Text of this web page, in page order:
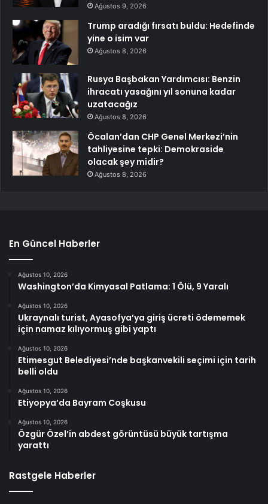
Ağustos 9, 2026
Trump aradığı fırsatı buldu: Hedefinde
yine o isim var
Ağustos 8, 2026
Rusya Başbakan Yardımcısı: Benzin
ihracatı yasağını yıl sonuna kadar
uzatacağız
Ağustos 8, 2026
Öcalan’dan CHP Genel Merkezi’nin
tahliyesine tepki: Demokraside
olacak şey midir?
Ağustos 8, 2026
En Güncel Haberler
Ağustos 10, 2026
Washington’da Kimyasal Patlama: 1 Ölü, 9 Yaralı
Ağustos 10, 2026
Ukraynalı turist, Ayasofya’ya giriş ücreti ödememek
için namaz kılıyormuş gibi yaptı
Ağustos 10, 2026
Etimesgut Belediyesi’nde başkanvekili seçimi için tarih
belli oldu
Ağustos 10, 2026
Etiyopya’da Bayram Coşkusu
Ağustos 10, 2026
Özgür Özel’in abdest görüntüsü büyük tartışma
yarattı
Rastgele Haberler